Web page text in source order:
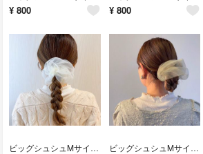
¥ 800 ¥ 800
ビッグシュシュMサイズ /ホイップ ビッグシュシュMサイズ /スモーク